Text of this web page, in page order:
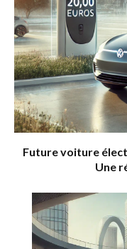
Future voiture
Une